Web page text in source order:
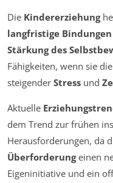
Die Kindererziehung
langfristige Bindungen
Stärkung des
Fähigkeiten, wenn sie
steigender Stress und
Aktuelle
dem Trend zur frühen
Herausforderungen, da
Überforderungeinen
Eigeninitiative und ein